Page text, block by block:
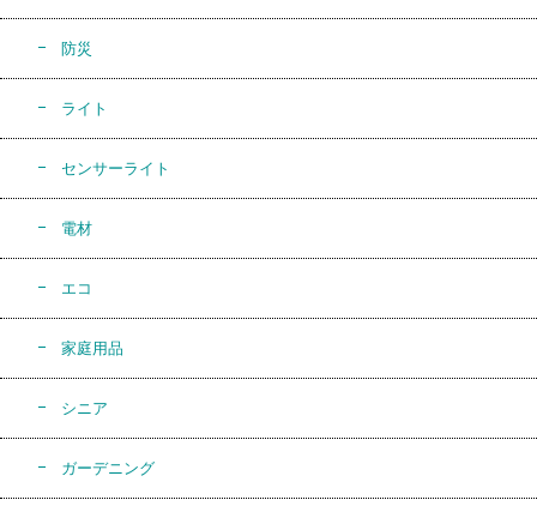
防災
ライト
センサーライト
電材
エコ
家庭用品
シニア
ガーデニング